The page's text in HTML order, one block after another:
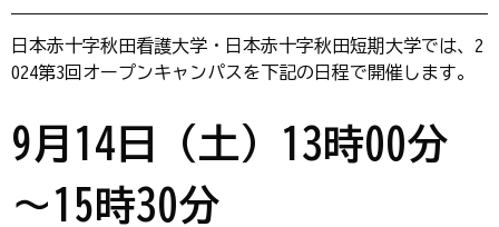
日本赤十字秋田看護大学・日本赤十字秋田短期大学では、2
024第3回オープンキャンパスを下記の日程で開催します。
9月14日（土）13時00分
～15時30分